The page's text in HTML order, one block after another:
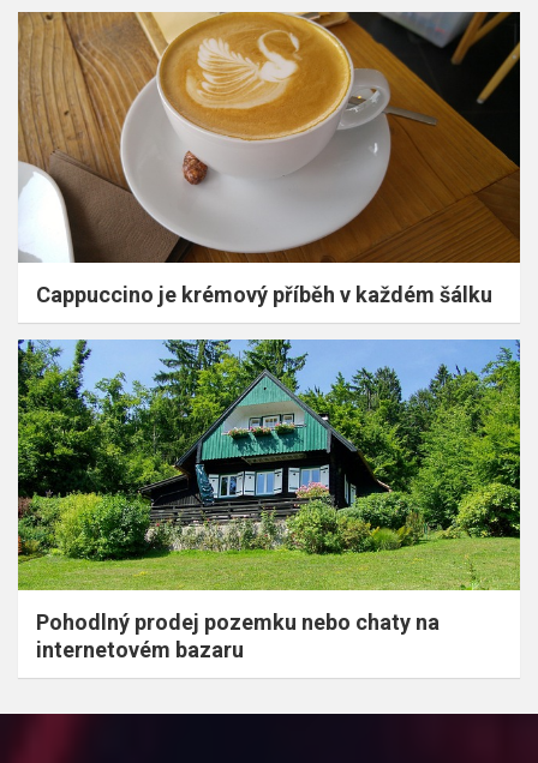
Cappuccino je krémový příběh v každém šálku
Pohodlný prodej pozemku nebo chaty na
internetovém bazaru